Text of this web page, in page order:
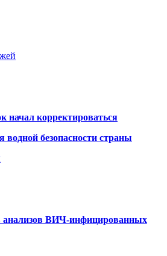
начал корректироваться
безопасности страны
анализов ВИЧ-инфицированных